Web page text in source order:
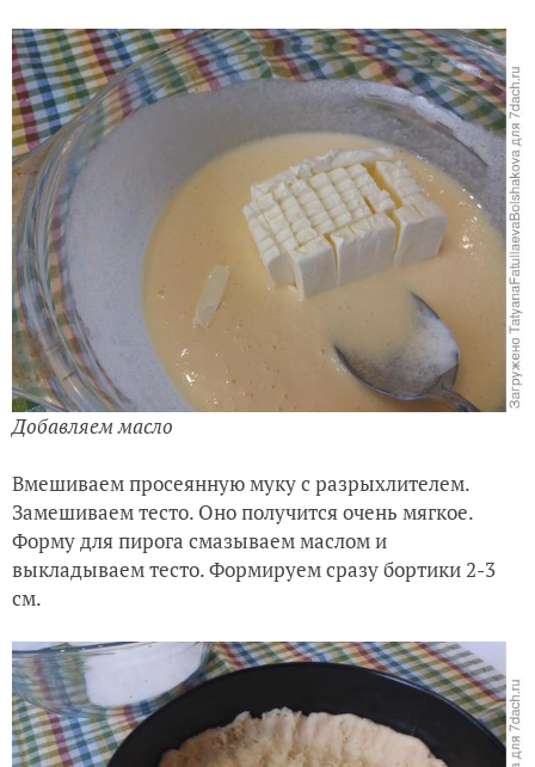
Добавляем масло
Вмешиваем просеянную муку с разрыхлителем.
Замешиваем тесто. Оно получится очень мягкое.
Форму для пирога смазываем маслом и
выкладываем тесто. Формируем сразу бортики 2-3
см.